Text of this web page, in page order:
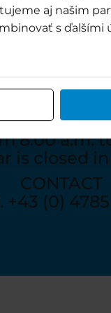
aj našim
s
OPEN
SEASON
2025 -
8:00 a.m.
is closed
CONTACT
+43 (0) 4785